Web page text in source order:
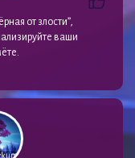
от злости”,
ваши